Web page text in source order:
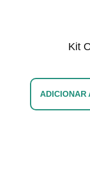
Kit
ADICIONAR